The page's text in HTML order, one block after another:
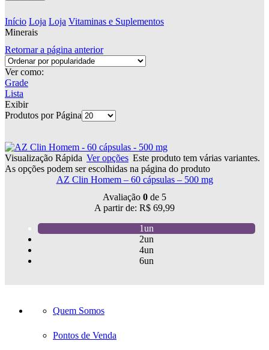
Início Loja Loja Vitaminas e Suplementos
Minerais
Retornar a página anterior
Ver como:
Grade
Lista
Exibir
Produtos por Página
Visualização Rápida Ver opções Este produto tem várias variantes.
As opções podem ser escolhidas na página do produto
AZ Clin Homem – 60 cápsulas – 500 mg
Avaliação 0 de 5
A partir de: R$ 69,99
1un
2un
4un
6un
Quem Somos
Pontos de Venda